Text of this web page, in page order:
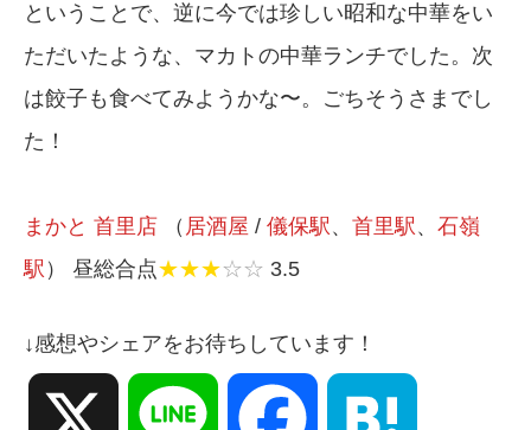
ということで、逆に今では珍しい昭和な中華をい
ただいたような、マカトの中華ランチでした。次
は餃子も食べてみようかな〜。ごちそうさまでし
た！
まかと 首里店 （ 居酒屋 / 儀保駅、 首里駅、 石嶺
駅 ） 昼総合点★★★☆☆ 3.5
↓感想やシェアをお待ちしています！
Line Facebook